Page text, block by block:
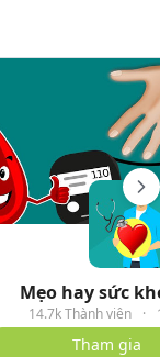
Mẹo hay sức
14.7k Thành viên ·
Tham gia